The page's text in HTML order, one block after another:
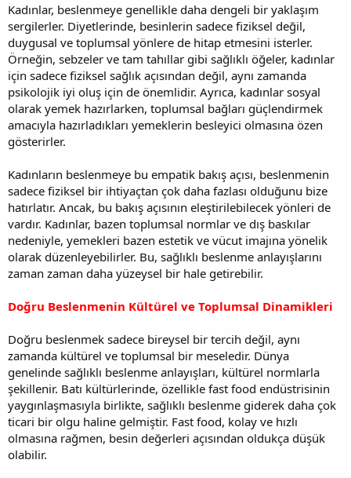
Kadınlar, beslenmeye genellikle daha dengeli bir yaklaşım
sergilerler. Diyetlerinde, besinlerin sadece fiziksel değil,
duygusal ve toplumsal yönlere de hitap etmesini isterler.
Örneğin, sebzeler ve tam tahıllar gibi sağlıklı öğeler, kadınlar
için sadece fiziksel sağlık açısından değil, aynı zamanda
psikolojik iyi oluş için de önemlidir. Ayrıca, kadınlar sosyal
olarak yemek hazırlarken, toplumsal bağları güçlendirmek
amacıyla hazırladıkları yemeklerin besleyici olmasına özen
gösterirler.
Kadınların beslenmeye bu empatik bakış açısı, beslenmenin
sadece fiziksel bir ihtiyaçtan çok daha fazlası olduğunu bize
hatırlatır. Ancak, bu bakış açısının eleştirilebilecek yönleri de
vardır. Kadınlar, bazen toplumsal normlar ve dış baskılar
nedeniyle, yemekleri bazen estetik ve vücut imajına yönelik
olarak düzenleyebilirler. Bu, sağlıklı beslenme anlayışlarını
zaman zaman daha yüzeysel bir hale getirebilir.
Doğru Beslenmenin Kültürel ve Toplumsal Dinamikleri
Doğru beslenmek sadece bireysel bir tercih değil, aynı
zamanda kültürel ve toplumsal bir meseledir. Dünya
genelinde sağlıklı beslenme anlayışları, kültürel normlarla
şekillenir. Batı kültürlerinde, özellikle fast food endüstrisinin
yaygınlaşmasıyla birlikte, sağlıklı beslenme giderek daha çok
ticari bir olgu haline gelmiştir. Fast food, kolay ve hızlı
olmasına rağmen, besin değerleri açısından oldukça düşük
olabilir.